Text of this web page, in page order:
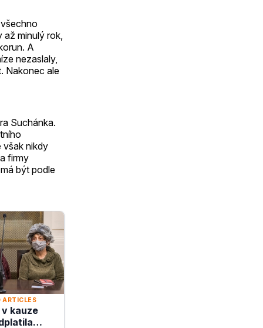
minulý rok,
A
nezaslaly,
Nakonec ale
Suchánka.
však nikdy
firmy
být podle